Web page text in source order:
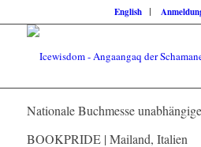
English
Nationale Buchmesse
BOOKPRIDE | Mailand, Italien